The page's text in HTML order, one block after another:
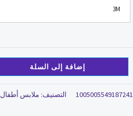
3M
إضافة إلى السلة
1005005549187241 التصنيف: ملابس أطفال